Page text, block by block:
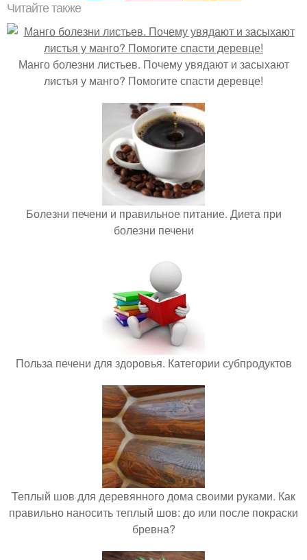
Читайте также
Манго болезни листьев. Почему увядают и засыхают
листья у манго? Помогите спасти деревце!
Болезни печени и правильное питание. Диета при
болезни печени
Польза печени для здоровья. Категории субпродуктов
Теплый шов для деревянного дома своими руками. Как
правильно наносить теплый шов: до или после покраски
бревна?